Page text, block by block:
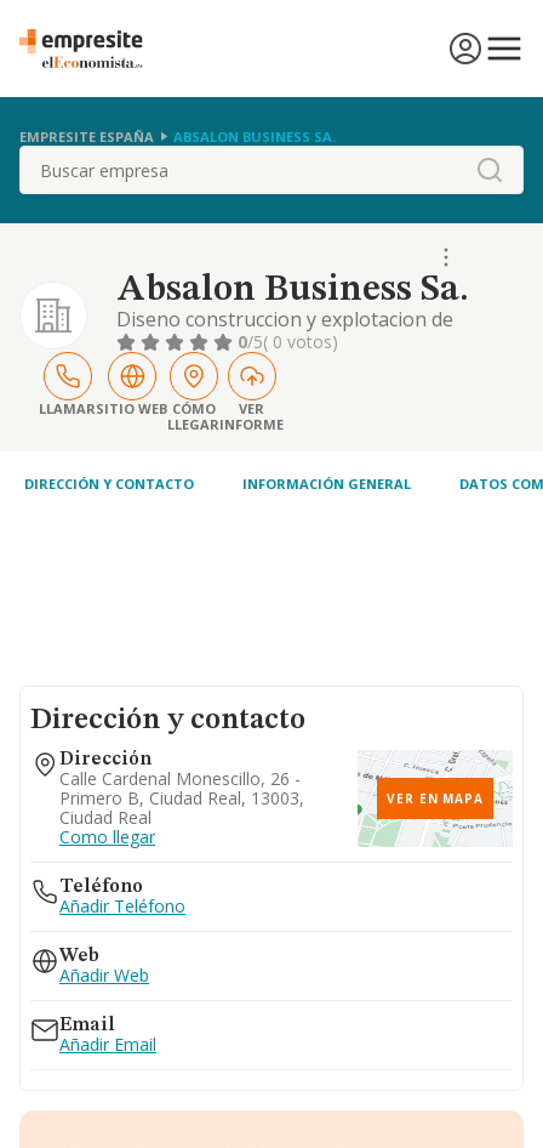
EMPRESITE ESPAÑA ABSALON BUSINESS SA.
Buscar
Absalon Business Sa.
Diseno construccion y explotacion de
parques productores de energia en todas
sus variantes contempladas por la
legislacion.
0/5( 0 votos)
LLAMARSITIO WEB CÓMO
LLEGAR
VER
INFORME
DIRECCIÓN Y CONTACTO INFORMACIÓN GENERAL DATOS
Dirección y contacto
Dirección
Calle Cardenal Monescillo, 26 -
Primero B, Ciudad Real, 13003,
Ciudad Real
Como llegar
VER EN MAPA
Teléfono
Añadir Teléfono
Web
Añadir Web
Email
Añadir Email